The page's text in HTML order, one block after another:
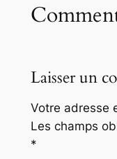
Laisser un
Votre adresse
Les champs
*